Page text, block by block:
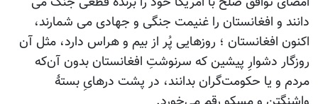
دانند و افغانستان را غنیمت جنگی و جهادی می شمارند،
اکنون افغانستان ؛ روزهایی پُر از بیم و هراس دارد، مثل آن
روزگار دشوارِ پیشین که سرنوشتِ افغانستان بدون آن‌که
مردم و یا حکومت‌گران بدانند، در پشت درهایِ بستۀ